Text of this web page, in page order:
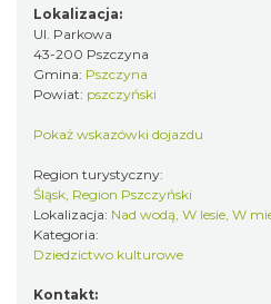
Lokalizacja:
Ul. Parkowa
43-200 Pszczyna
Gmina: Pszczyna
Powiat: pszczyński
Pokaż wskazówki dojazdu
Region turystyczny:
Śląsk, Region Pszczyński
Lokalizacja: Nad wodą, W lesie, W
Kategoria:
Dziedzictwo kulturowe
Kontakt: